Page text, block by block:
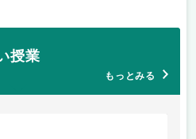
授業
もっとみる